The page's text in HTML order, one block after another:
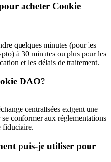
acheter Cookie
quelques minutes (pour les
à 30 minutes ou plus pour les
et les délais de traitement.
DAO?
centralisées exigent une
conformer aux réglementations
fiduciaire.
puis-je utiliser pour